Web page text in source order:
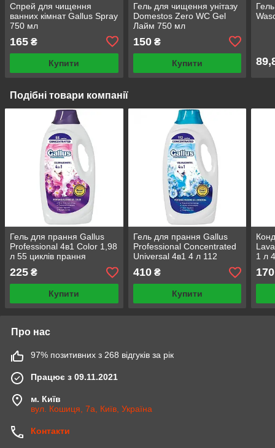
Спрей для чищення
ванних кімнат Gallus Spray
750 мл
165 ₴
Купити
Гель для чищення унітазу
Domestos Zero WC Gel
Лайм 750 мл
150₴
Купити
Подібні товари компанії
Гель для прання Gallus
Professional 4в1 Color 1,98
л 55 циклів прання
225 ₴
Купити
Гель для прання Gallus
Professional Concentrated
Universal 4в1 4 л 112
циклів прання
410₴
Купити
1 л
170
Про нас
97% позитивних з 268 відгуків за рік
Працює з 09.11.2021
м. Київ
вул. Кошиця, 7а, Київ, Україна
Контакти